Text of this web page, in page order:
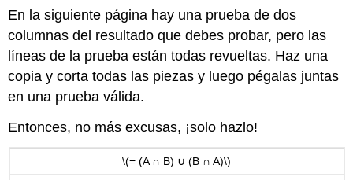
En la siguiente página hay una prueba de dos
columnas del resultado que debes probar, pero las
líneas de la prueba están todas revueltas. Haz una
copia y corta todas las piezas y luego pégalas juntas
en una prueba válida.
Entonces, no más excusas, ¡solo hazlo!
\(= (A ∩ B) ∪ (B ∩ A)\)